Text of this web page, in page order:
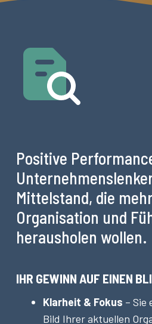
Positive
Mittelstand, die
Organisation und
herausholen wollen.
IHR GEWINN AUF EINEN
Klarheit & Fokus – Sie
Bild Ihrer aktuellen